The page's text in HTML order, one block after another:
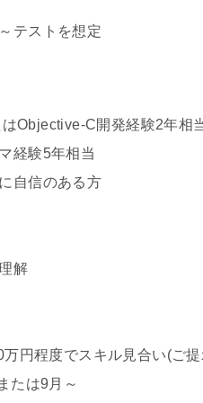
テストを想定
Objective-C開発経験2年相
経験5年相当
自信のある方
解
万円程度でスキル見合い(
たは9月～